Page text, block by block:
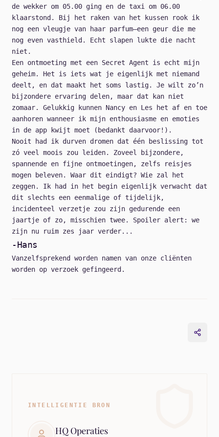
de wekker om 05.00 ging en de taxi om 06.00
klaarstond. Bij het raken van het kussen rook ik
nog een vleugje van haar parfum—een geur die me
nog even vasthield. Echt slapen lukte die nacht
niet.
Een ontmoeting met een Secret Agent is echt mijn
geheim. Het is iets wat je eigenlijk met niemand
deelt, en dat maakt het soms lastig. Je wilt zo’n
bijzondere ervaring delen, maar dat kan niet
zomaar. Gelukkig kunnen Nancy en Les het af en toe
aanhoren wanneer ik mijn enthousiasme en emoties
in de app kwijt moet (bedankt daarvoor!).
Nooit had ik durven dromen dat één beslissing tot
zó veel moois zou leiden. Zoveel bijzondere,
spannende en fijne ontmoetingen, zelfs reisjes
mogen beleven. Waar dit eindigt? Wie zal het
zeggen. Ik had in het begin eigenlijk verwacht dat
dit slechts een eenmalige of tijdelijk,
incidenteel verzetje zou zijn gedurende een
jaartje of zo, misschien twee. Spoiler alert: we
zijn nu ruim zes jaar verder...
-Hans
Vanzelfsprekend worden namen van onze cliënten
worden op verzoek gefingeerd.
INTELLIGENTIE BRON
HQ Operaties